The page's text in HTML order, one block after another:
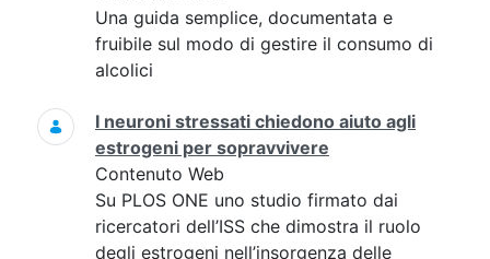
Una guida semplice, documentata e
fruibile sul modo di gestire il consumo di
alcolici
I neuroni stressati chiedono aiuto agli
estrogeni per sopravvivere
Contenuto Web
Su PLOS ONE uno studio firmato dai
ricercatori dell’ISS che dimostra il ruolo
degli estrogeni nell’insorgenza delle